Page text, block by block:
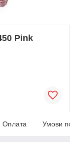
Pink
Оплата Умови